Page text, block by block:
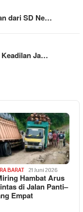
dari SD Ne…
Ja…
BARAT 21 Juni 2026
Hambat Arus
di Jalan Panti–
Empat